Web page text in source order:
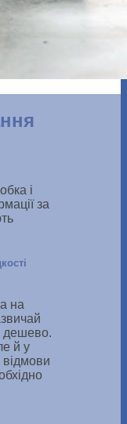
і
за
на
дешево.
й у
відмови